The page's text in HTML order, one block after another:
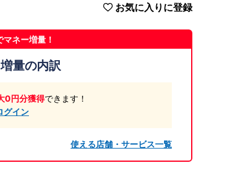
お気に入りに登録
ネー増量！
増量の内訳
0円分獲得できます！
グイン
使える店舗・サービス一覧